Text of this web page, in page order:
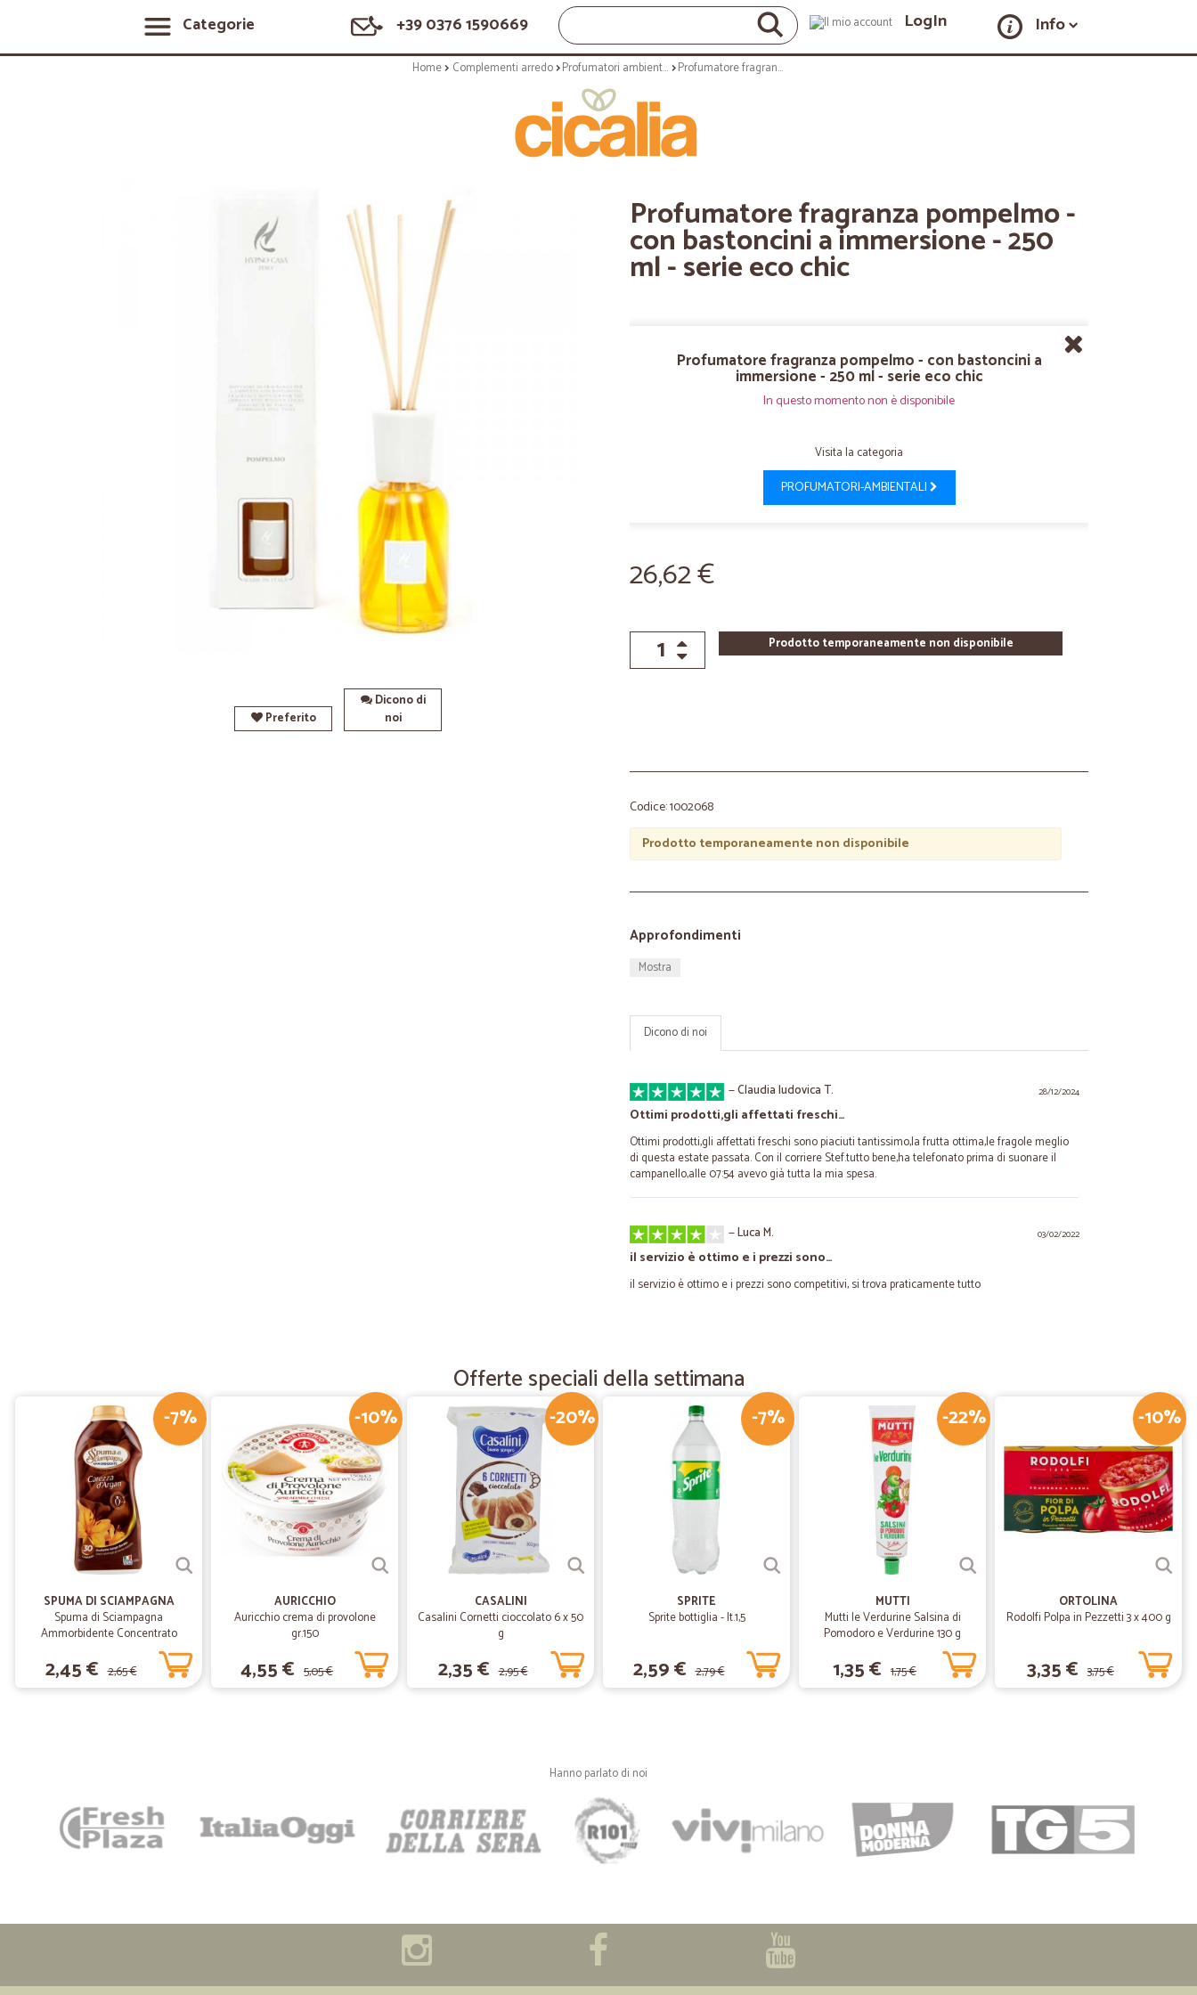
Categorie +39 0376 1590669 LogIn Info
Home Complementi arredo Profumatori ambientali Profumatore fragranza pompelmo - con bastoncini a immersione - 250 ml - serie eco chic
Preferito
Dicono di
noi
Profumatore fragranza pompelmo -
con bastoncini a immersione - 250
ml - serie eco chic
Profumatore fragranza pompelmo - con bastoncini a
immersione - 250 ml - serie eco chic
In questo momento non è disponibile
Visita la categoria
PROFUMATORI-AMBIENTALI
26,62 €
Prodotto temporaneamente non disponibile
Codice: 1002068
Prodotto temporaneamente non disponibile
Approfondimenti
Mostra
Dicono di noi
28/12/2024
—Claudia ludovica T.
Ottimi prodotti,gli affettati freschi…
Ottimi prodotti,gli affettati freschi sono piaciuti tantissimo,la frutta ottima,le fragole meglio
di questa estate passata. Con il corriere Stef.tutto bene,ha telefonato prima di suonare il
campanello,alle 07:54 avevo già tutta la mia spesa.
03/02/2022
—Luca M.
il servizio è ottimo e i prezzi sono…
il servizio è ottimo e i prezzi sono competitivi, si trova praticamente tutto
veloci
veloci, semplici, efficienti
03/08/2020
liquore alla vaniglia
Spedizione molto rapidae accurata diversi omaggi dentro il pacco.Di meglio non si può
La transazione è stata perfetta
09/04/2020
—Nives F.
13/12/2019
—Nadia S.
perfetti velocissimi e precisi!
—Lorena D.
molto buona sia come informazioni e…
Offerte speciali della settimana
-7%
SPUMA DI SCIAMPAGNA
Spuma di Sciampagna
Ammorbidente Concentrato
Carezza d'Argan 600 ml
2,45 € 2,65 €
-10%
AURICCHIO
Auricchio crema di provolone
gr.150
4,55 € 5,05 €
-20%
CASALINI
Casalini Cornetti cioccolato 6 x 50
g
2,35 € 2,95 €
-7%
SPRITE
Sprite bottiglia - lt.1,5
2,59 € 2,79 €
-22%
MUTTI
Mutti le Verdurine Salsina di
Pomodoro e Verdurine 130 g
1,35 € 1,75 €
-10%
ORTOLINA
Rodolfi Polpa in Pezzetti 3 x 400 g
3,35 € 3,75 €
Hanno parlato di noi